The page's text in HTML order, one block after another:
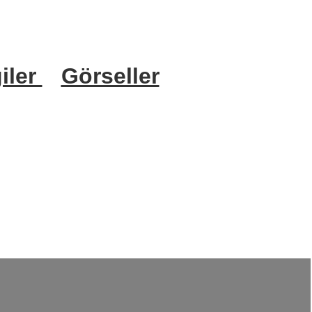
Görseller